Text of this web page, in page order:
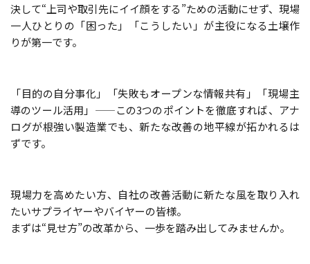
決して“上司や取引先にイイ顔をする”ための活動にせず、現場
一人ひとりの「困った」「こうしたい」が主役になる土壌作
りが第一です。
「目的の自分事化」「失敗もオープンな情報共有」「現場主
導のツール活用」——この3つのポイントを徹底すれば、アナ
ログが根強い製造業でも、新たな改善の地平線が拓かれるは
ずです。
現場力を高めたい方、自社の改善活動に新たな風を取り入れ
たいサプライヤーやバイヤーの皆様。
まずは“見せ方”の改革から、一歩を踏み出してみませんか。